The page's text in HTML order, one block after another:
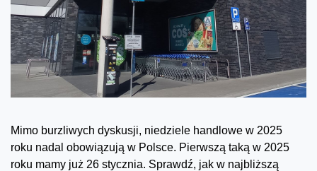
Mimo burzliwych dyskusji, niedziele handlowe w 2025
roku nadal obowiązują w Polsce. Pierwszą taką w 2025
roku mamy już 26 stycznia. Sprawdź, jak w najbliższą